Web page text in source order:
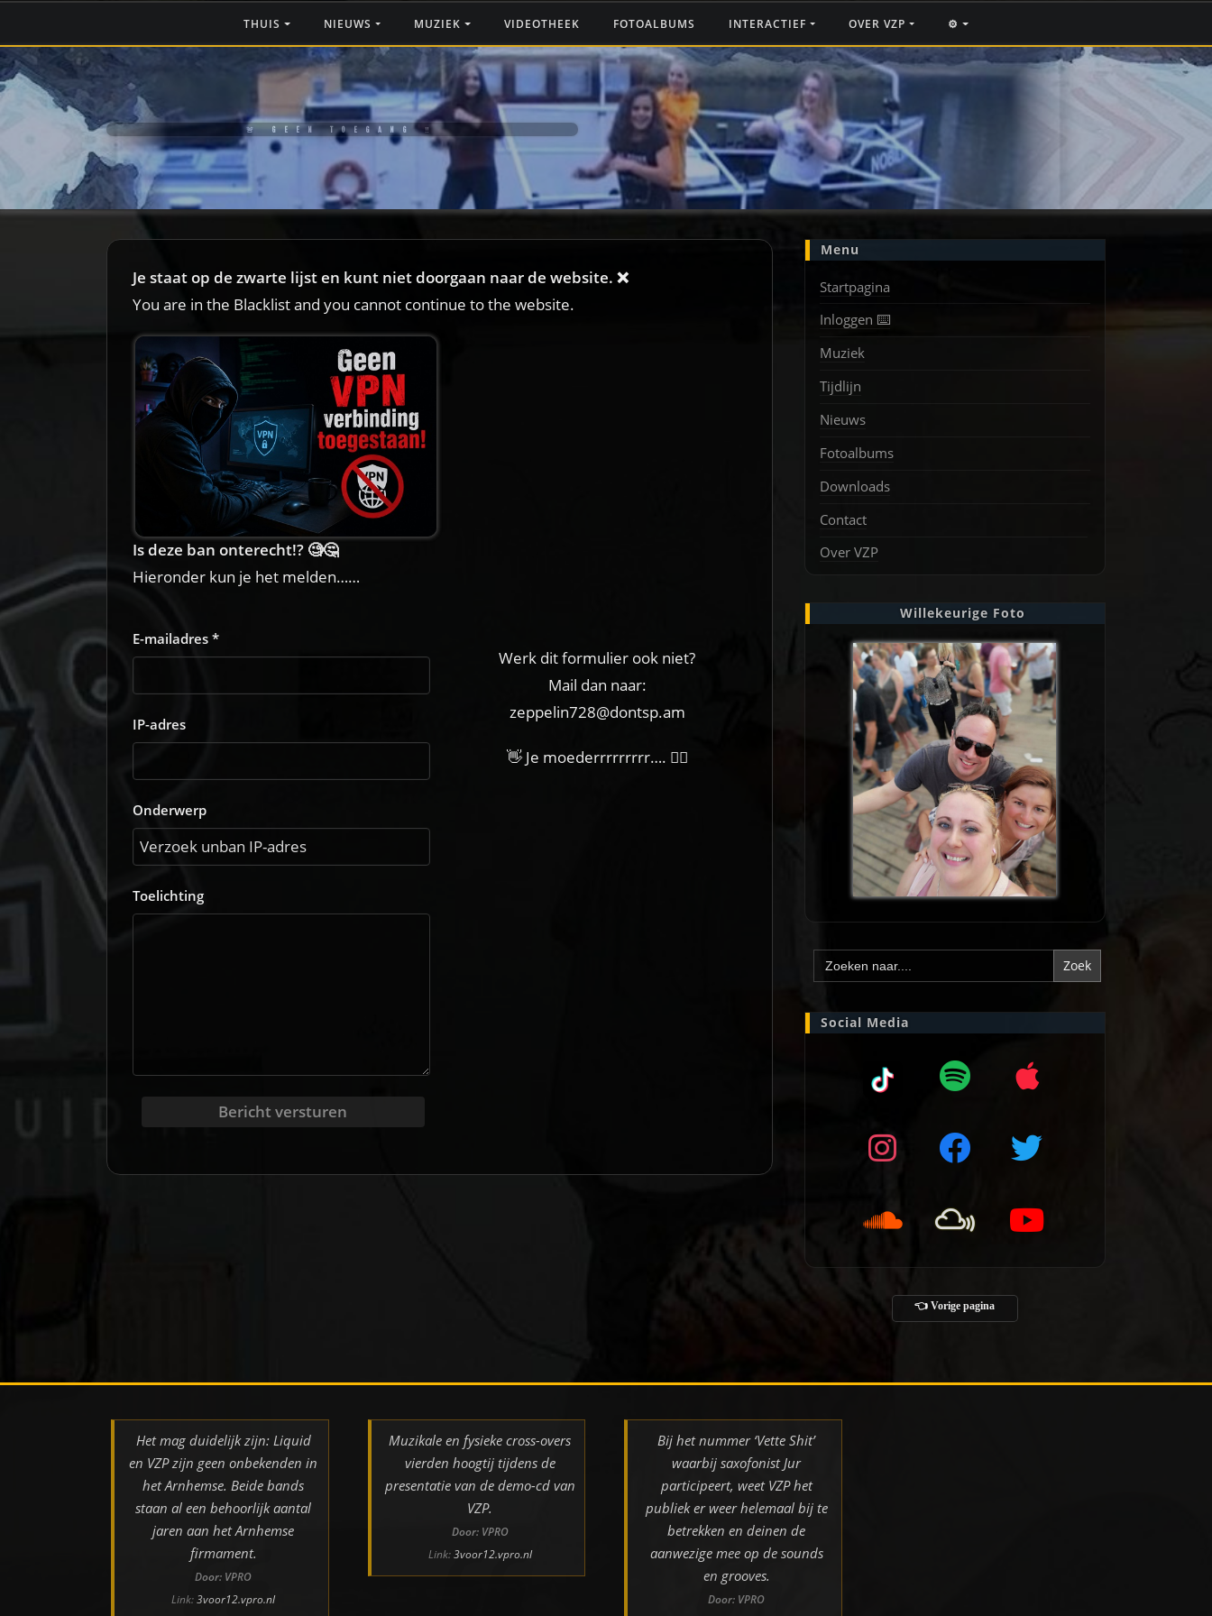
THUIS NIEUWS MUZIEK VIDEOTHEEK FOTOALBUMS INTERACTIEF OVER VZP ⚙️
🚨 GEEN TOEGANG ‼️
Je staat op de zwarte lijst en kunt niet doorgaan naar de website. ❌
You are in the Blacklist and you cannot continue to the website.
Is deze ban onterecht!? 🧐🤔
Hieronder kun je het melden……
E-mailadres *
IP-adres
Onderwerp
Toelichting
Bericht versturen
Werk dit formulier ook niet?
Mail dan naar:
zeppelin728@dontsp.am
👋 Je moederrrrrrrrr…. 🙋‍♀
Menu
Startpagina
Inloggen ⌨️
Muziek
Tijdlijn
Nieuws
Fotoalbums
Downloads
Contact
Over VZP
Willekeurige Foto
Zoek
naar:
Social Media
👈 Vorige pagina
Het mag duidelijk zijn: Liquid
en VZP zijn geen onbekenden in
het Arnhemse. Beide bands
staan al een behoorlijk aantal
jaren aan het Arnhemse
firmament.
Door: VPRO
Link:3voor12.vpro.nl
Muzikale en fysieke cross-overs
vierden hoogtij tijdens de
presentatie van de demo-cd van
VZP.
Door: VPRO
Link:3voor12.vpro.nl
Bij het nummer ‘Vette Shit’
waarbij saxofonist Jur
participeert, weet VZP het
publiek er weer helemaal bij te
betrekken en deinen de
aanwezige mee op de sounds
en grooves.
Door: VPRO